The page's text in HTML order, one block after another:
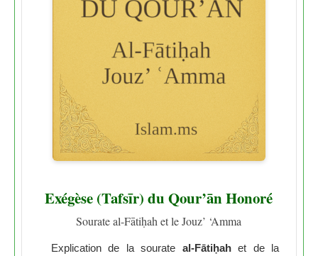
Exégèse (Tafsīr) du Qour’ān Honoré
Sourate al-Fātiḥah et le Jouz’ ‘Amma
Explication de la sourate al-Fātiḥahet de la